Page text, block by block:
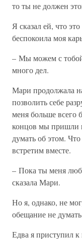
то ты не должен
Я сказал ей, что
беспокоила моя
– Мы можем с
много дел.
Мари продолжала
позволить себе
меня больше всего
концов мы пришли
думать об этом.
встретим вместе.
– Пока ты меня
сказала Мари.
Но я, однако, не
обещание не
Едва я приступил